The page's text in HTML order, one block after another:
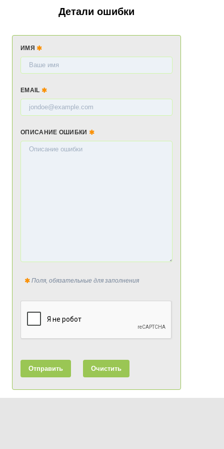
Детали ошибки
ИМЯ
EMAIL
ОПИСАНИЕ ОШИБКИ
Поля, обязательные для заполнения
Отправить Очистить